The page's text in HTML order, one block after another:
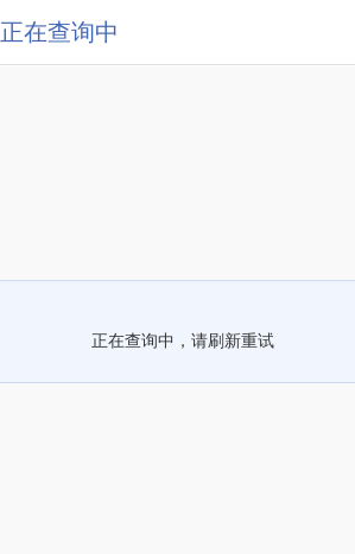
正在查询中
正在查询中，请刷新重试